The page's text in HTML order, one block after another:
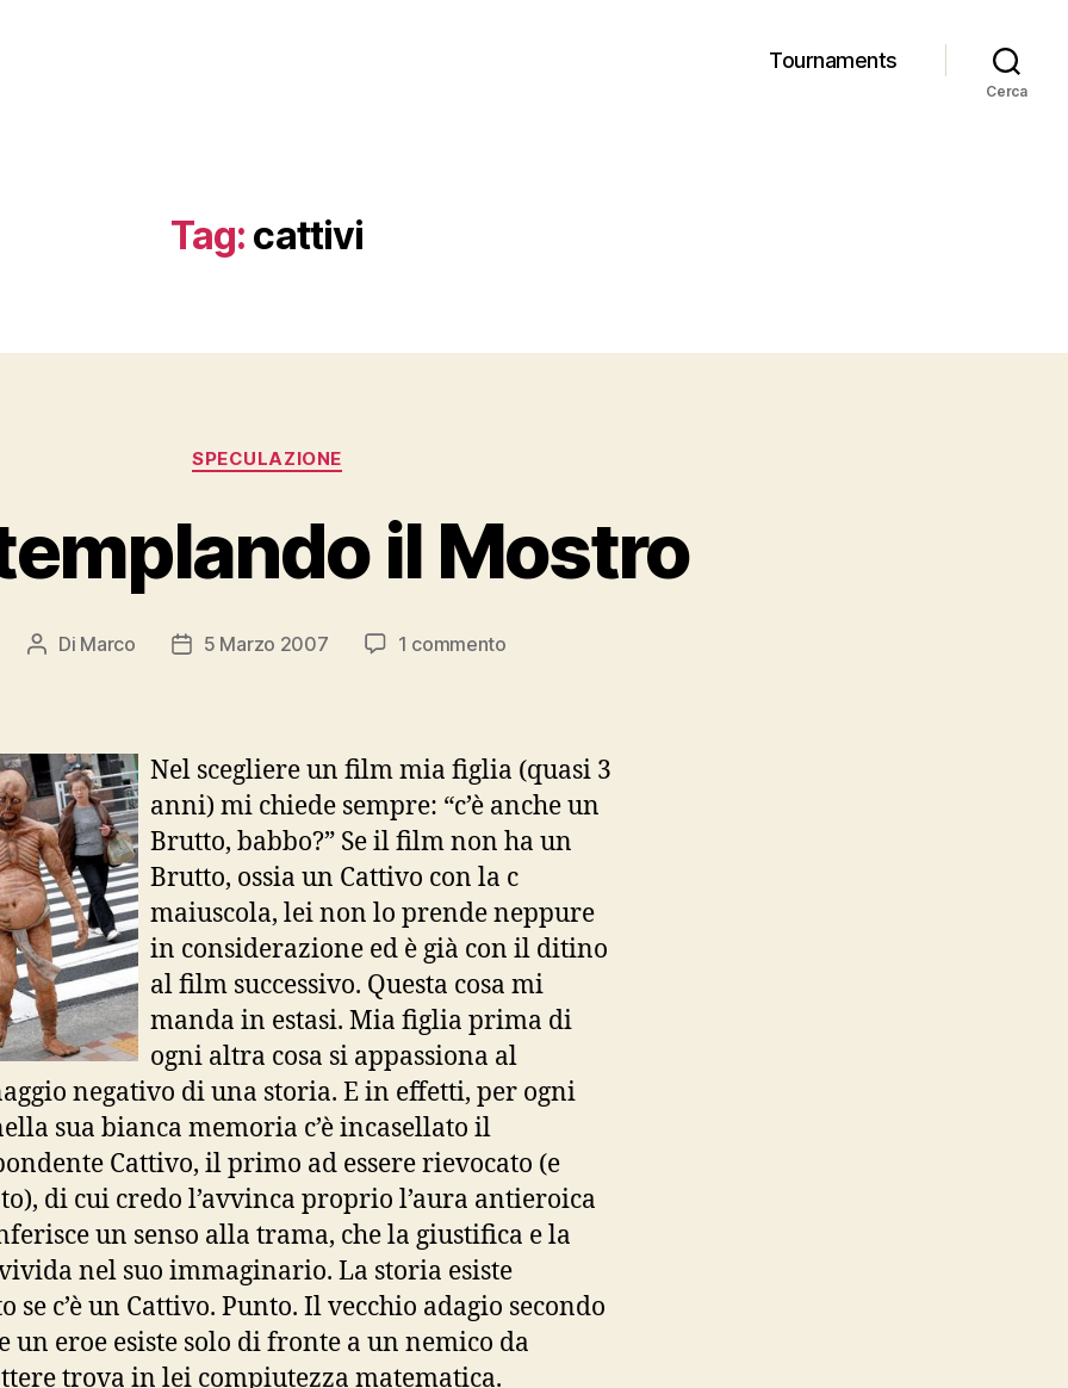
Tournaments
Cerca
Tag: cattivi
Categorie
SPECULAZIONE
il Mostro
Autore
Di Marco
Data5 Marzo 2007 1 commentosu
Nel scegliere un film mia figlia (quasi 3
anni) mi chiede sempre: “c’è anche un
Brutto, babbo?” Se il film non ha un
Brutto, ossia un Cattivo con la c
maiuscola, lei non lo prende neppure
in considerazione ed è già con il ditino
al film successivo. Questa cosa mi
manda in estasi. Mia figlia prima di
ogni altra cosa si appassiona al
negativo di una storia. E in effetti, per ogni
sua bianca memoria c’è incasellato il
Cattivo, il primo ad essere rievocato (e
di cui credo l’avvinca proprio l’aura antieroica
un senso alla trama, che la giustifica e la
nel suo immaginario. La storia esiste
se c’è un Cattivo. Punto. Il vecchio adagio secondo
un eroe esiste solo di fronte a un nemico da
trova in lei compiutezza matematica.